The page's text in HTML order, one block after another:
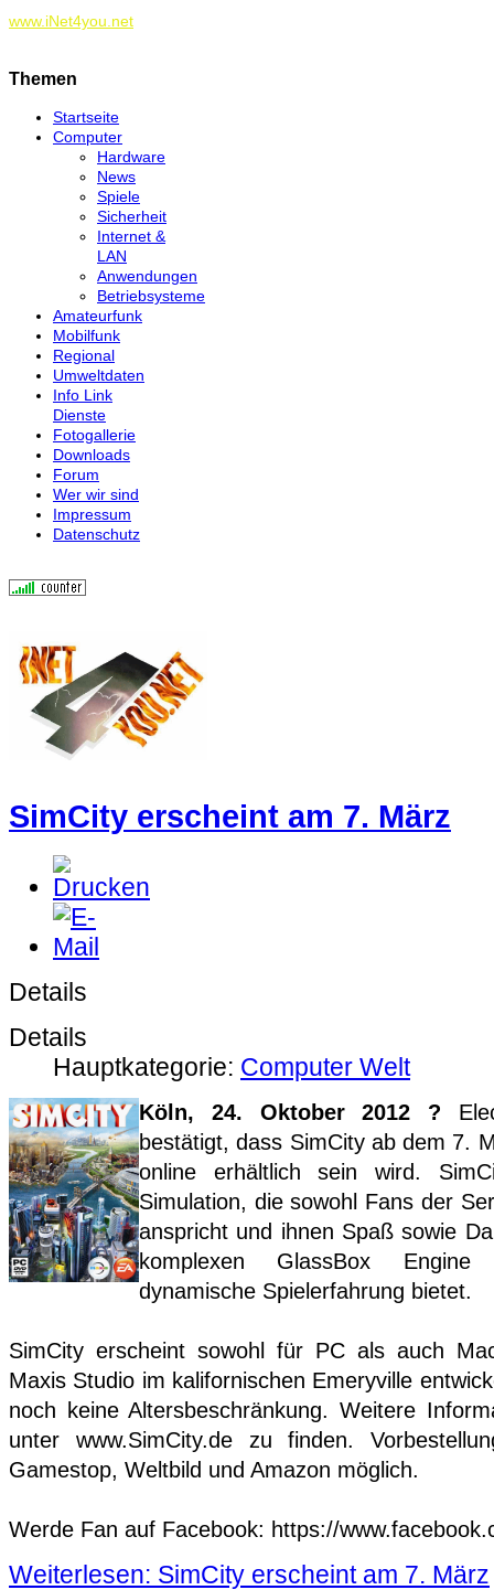
www.iNet4you.net
Themen
Startseite
Computer
Hardware
News
Spiele
Sicherheit
Internet &
LAN
Anwendungen
Betriebsysteme
Amateurfunk
Mobilfunk
Regional
Umweltdaten
Info Link
Dienste
Fotogallerie
Downloads
Forum
Wer wir sind
Impressum
Datenschutz
SimCity erscheint am 7. März
Details
Details
Hauptkategorie: Computer Welt
Köln, 24. Oktober 2012 ?
bestätigt, dass SimCity ab dem 7.
online erhältlich sein wird.
Simulation, die sowohl Fans der
anspricht und ihnen Spaß sowie
komplexen GlassBox Engine
dynamische Spielerfahrung bietet.
SimCity erscheint sowohl für PC als auch
Maxis Studio im kalifornischen Emeryville
noch keine Altersbeschränkung. Weitere
unter www.SimCity.de zu finden.
Gamestop, Weltbild und Amazon möglich.
Werde Fan auf Facebook: https://
Weiterlesen: SimCity erscheint am 7. März